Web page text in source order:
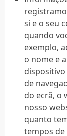
si e o seu
quando
exemplo,
o nome e
de
do ecrã, o
nosso
quanto
tempos de